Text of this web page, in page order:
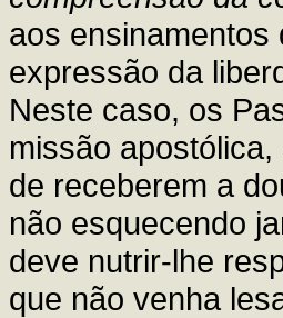
aos
expressão da
Neste caso, os
missão
de receberem a
não esquecendo
deve nutrir-lhe
que não venha